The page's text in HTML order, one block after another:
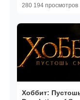
280 194 просмотров
Хоббит: